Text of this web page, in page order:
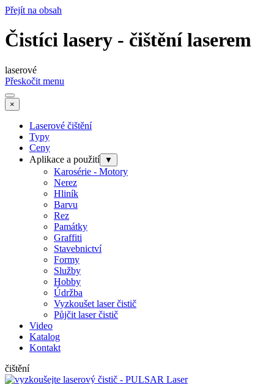
Přejít na obsah
Čistíci lasery - čištění laserem
laserové
Přeskočit menu
×
Laserové čištění
Typy
Ceny
Aplikace a použití
▼
Karosérie - Motory
Nerez
Hliník
Barvu
Rez
Památky
Graffiti
Stavebnictví
Formy
Služby
Hobby
Údržba
Vyzkoušet laser čistič
Půjčit laser čistič
Video
Katalog
Kontakt
čištění